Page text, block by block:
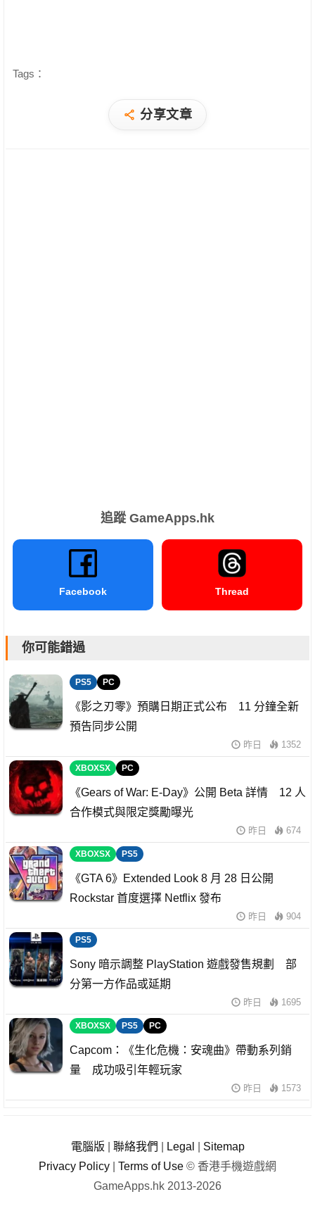
Tags：
分享文章
追蹤 GameApps.hk
Facebook Thread
你可能錯過
PS5 PC
《影之刃零》預購日期正式公布 11 分鐘全新
預告同步公開
昨日 1352
XBOXSX PC
《Gears of War: E-Day》公開 Beta 詳情 12 人
合作模式與限定獎勵曝光
昨日 674
XBOXSX PS5
《GTA 6》Extended Look 8 月 28 日公開
Rockstar 首度選擇 Netflix 發布
昨日 904
PS5
Sony 暗示調整 PlayStation 遊戲發售規劃 部
分第一方作品或延期
昨日 1695
XBOXSX PS5 PC
Capcom：《生化危機：安魂曲》帶動系列銷
量 成功吸引年輕玩家
昨日 1573
電腦版 聯絡我們 Legal
Sitemap
Privacy Policy
Terms of Use © 香港手機遊戲網
GameApps.hk 2013-2026